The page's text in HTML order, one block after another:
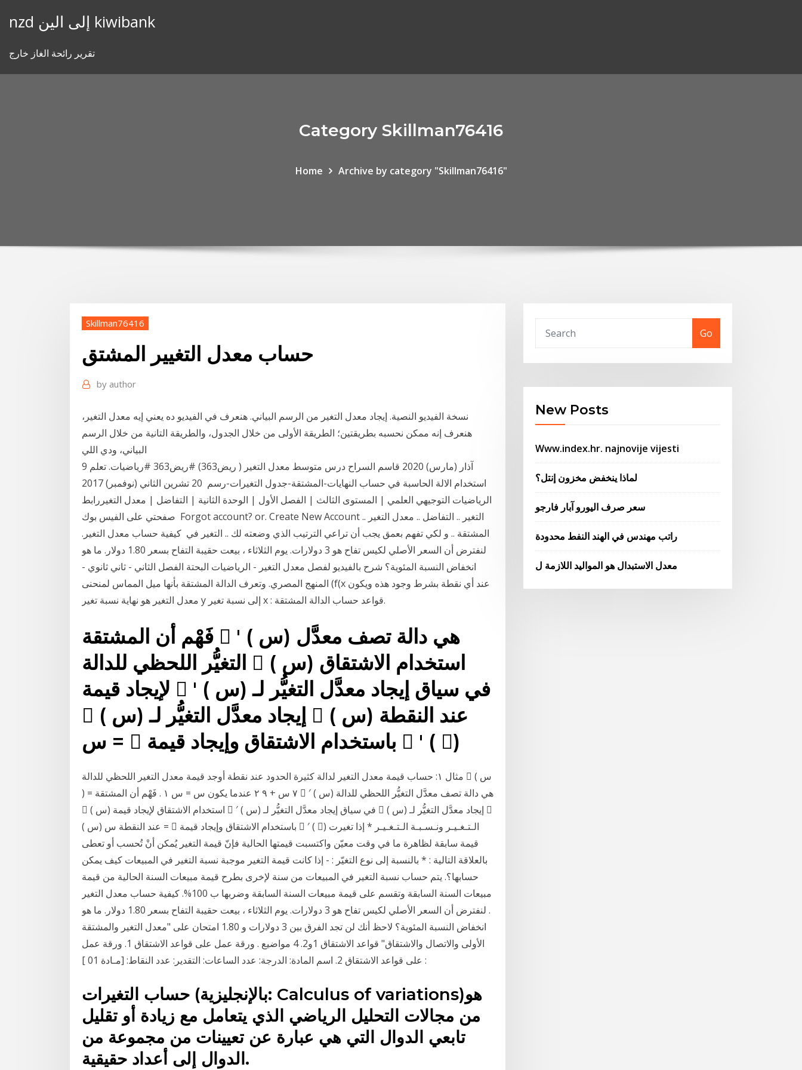
nzd إلى الين kiwibank
تقرير رائحة الغاز خارج
Category Skillman76416
Home Archive by category "Skillman76416"
Skillman76416
حساب معدل التغيير المشتق
by author
‏نسخة الفيديو النصية. إيجاد معدل التغير من الرسم البياني. هنعرف في الفيديو ده يعني إيه معدل التغير،
هنعرف إنه ممكن نحسبه بطريقتين؛ الطريقة الأولى من خلال الجدول، والطريقة التانية من خلال الرسم
البياني، ودي اللي
9 آذار (مارس) 2020 قاسم السراح درس متوسط معدل التغير ( ريض363) #ريض363 #رياضيات. تعلم
استخدام الالة الحاسبة في حساب النهايات-المشتقة-جدول التغيرات-رسم 20 تشرين الثاني (نوفمبر) 2017
الرياضيات التوجيهي العلمي | المستوى الثالث | الفصل الأول | الوحدة الثانية | التفاضل | معدل التغيررابط
صفحتي على الفيس بوك Forgot account? or. Create New Account التغير .. التفاضل .. معدل التغير ..
المشتقة .. و لكي تفهم بعمق يجب أن تراعي الترتيب الذي وضعته لك .. التغير في كيفية حساب معدل التغير.
لنفترض أن السعر الأصلي لكيس تفاح هو 3 دولارات. يوم الثلاثاء ، بيعت حقيبة التفاح بسعر 1.80 دولار. ما هو
انخفاض النسبة المئوية؟ شرح بالفيديو لفصل معدل التغير - الرياضيات البحتة الفصل الثاني - ثاني ثانوي -
المنهج المصري. وتعرف الدالة المشتقة بأنها ميل المماس لمنحنى (f(x عند أي نقطة بشرط وجود هذه ويكون
معدل التغير هو نهاية نسبة تغير y إلى نسبة تغير x : قواعد حساب الدالة المشتقة.
فَهْم أن المشتقة 󰎨 ′ ( 𞸎) هي دالة تصف معدَّل
التغيُّر اللحظي للدالة 󰎨 ( 𞸎) استخدام الاشتقاق
لإيجاد قيمة 󰎨 ′ ( 𞸎) في سياق إيجاد معدَّل التغيُّر لـ
󰎨 ( 𞸎) إيجاد معدَّل التغيُّر لـ 󰎨 ( 𞸎) عند النقطة
𞸎 = 󰏡 باستخدام الاشتقاق وإيجاد قيمة 󰎨 ′ ( 󰏡)
مثال ١: حساب قيمة معدل التغير لدالة كثيرة الحدود عند نقطة أوجد قيمة معدل التغير اللحظي للدالة 󰎨 ( 𞸎
) = ٧ 𞸎 + ٩ ٢ عندما يكون 𞸎 = 𞸎 ١ . فَهْم أن المشتقة 󰎨 ′ ( 𞸎) هي دالة تصف معدَّل التغيُّر اللحظي للدالة
󰎨 ( 𞸎) استخدام الاشتقاق لإيجاد قيمة 󰎨 ′ ( 𞸎) في سياق إيجاد معدَّل التغيُّر لـ 󰎨 ( 𞸎) إيجاد معدَّل التغيُّر لـ 󰎨
( 𞸎) عند النقطة 𞸎 = 󰏡 باستخدام الاشتقاق وإيجاد قيمة 󰎨 ′ ( 󰏡) الـتـغـيـر ونـسـبـة الـتـغـيـر * إذا تغيرت
قيمة سابقة لظاهرة ما في وقت معيّن واكتسبت قيمتها الحالية فإنّ قيمة التغير يُمكن أنْ تُحسب أو تعطى
بالعلاقة التالية : * بالنسبة إلى نوع التغيّر : - إذا كانت قيمة التغير موجبة نسبة التغير في المبيعات كيف يمكن
حسابها؟. يتم حساب نسبة التغير في المبيعات من سنة ﻹخرى بطرح قيمة مبيعات السنة الحالية من قيمة
مبيعات السنة السابقة وتقسم على قيمة مبيعات السنة السابقة وضربها ب 100%. كيفية حساب معدل التغير
. لنفترض أن السعر الأصلي لكيس تفاح هو 3 دولارات. يوم الثلاثاء ، بيعت حقيبة التفاح بسعر 1.80 دولار. ما هو
انخفاض النسبة المئوية؟ لاحظ أنك لن تجد الفرق بين 3 دولارات و 1.80 امتحان على "معدل التغير والمشتقة
الأولى والاتصال والاشتقاق" قواعد الاشتقاق 1و2. 4 مواضيع . ورقة عمل على قواعد الاشتقاق 1. ورقة عمل
على قواعد الاشتقاق 2. اسم المادة: الدرجة: عدد الساعات: التقدير: عدد النقاط: [مـادة 01 ] :
حساب التغيرات (بالإنجليزية: Calculus of variations)‏ هو
من مجالات التحليل الرياضي الذي يتعامل مع زيادة أو تقليل
تابعي الدوال التي هي عبارة عن تعيينات من مجموعة من
الدوال إلى أعداد حقيقية.
Go
New Posts
Www.index.hr. najnovije vijesti
لماذا ينخفض ​​مخزون إنتل؟
سعر صرف اليورو آبار فارجو
راتب مهندس في الهند النفط محدودة
معدل الاستبدال هو المواليد اللازمة ل